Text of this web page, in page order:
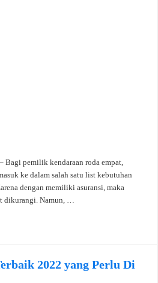
Bagi pemilik kendaraan roda empat,
ke dalam salah satu list kebutuhan
dengan memiliki asuransi, maka
dikurangi. Namun, …
2022 yang Perlu Di